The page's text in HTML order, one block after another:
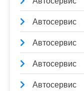
Автосервис
Автосервис
Автосервис
Автосервис